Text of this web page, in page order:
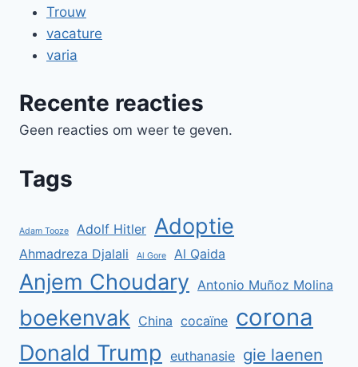
Trouw
vacature
varia
Recente reacties
Geen reacties om weer te geven.
Tags
Adam Tooze Adolf Hitler Adoptie
Ahmadreza Djalali Al Gore Al Qaida
Anjem Choudary Antonio Muñoz Molina
boekenvak China cocaïne corona
Donald Trump euthanasie gie laenen